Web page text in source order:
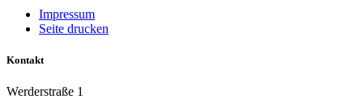
Impressum
Seite drucken
Kontakt
Werderstraße 1